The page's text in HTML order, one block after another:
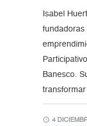
Isabel
fundadoras
Banesco.
4